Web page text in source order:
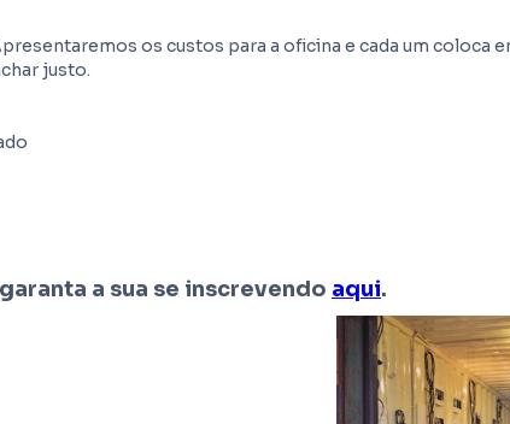
os custos para a oficina e cada um coloca
justo.
garanta a sua se inscrevendo aqui.